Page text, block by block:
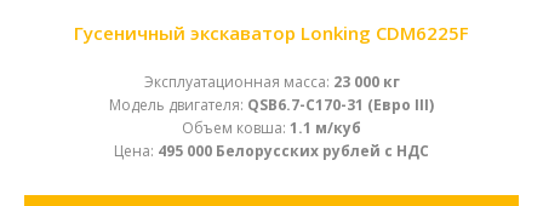
Гусеничный экскаватор Lonking CDM6225F
Эксплуатационная масса: 23 000 кг
Модель двигателя: QSB6.7-C170-31 (Евро III)
Объем ковша: 1.1 м/куб
Цена: 495 000 Белорусских рублей с НДС